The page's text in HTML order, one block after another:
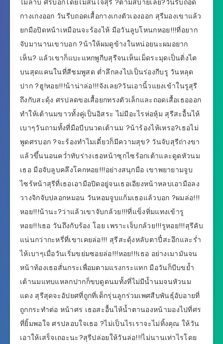
ไม่ลาบ ศรบอกโดยไม่สนใจสุรี ?ตามสบายเลย?วันรีบถอด
กางเกงออก วันรีบถอดเสื้อกางเกงตัวเองออก สุรีมองเขาแล้ว
ยกมือปิดหน้าเหมือนจะร้องไห้ มือวันลูบโหนกหอย!!!ที่อยาก
จับมานานเขาบอก ?น้าให้ผมดูข้างในหน่อยนะผมอยาก
เห็น? แล้วเขาก็แบะแหกพูกีบสุรีจนเห็นเม็ดระมุดเป็นติ่งไต
บนสุดแคนในที่สีชมพูสด ต่ำลึกลงไปเป็นร่องกีบรู วันหลุด
ปาก ?ฮู!หอย!!!น้าน่าล่อ!!!จังเลย?วันเอานิ้วแยงเข้าในรูสุรี
ถึงกับสะดุ้ง ศรปลดขอเสื้อยกทรงตัวเล็กและถอดเสื้อเธอออก
ทำให้เต้านมขาวทั้งคู่เป็นอิสระ ไม่มีอะไรห่อหุ้ม สุรีสะอื้นไห้
เบาๆวันถามทั้งที่มือบีบนวดเต้านม ?น้าร้องไห้เหรอ?เธอไม่
พูดศรบอก ?จะร้องทำไมเดี๋ยวก็มีความสุข? วันจับสุรีถ่างขา
แล้วขึ้นนอนคว่ำทับร่างเธอหน้าซุกไซร้อกเต้าและดูดหัวนม
เธอ มือจับลูบคลึงโคกหอย!!!อย่างสนุกมือ เขาพยายามจูบ
ไซร้หน้าสุรีที่เธอเอามือปิดอยู่จนเธอเอียงหน้าหลบเอามือลง
วางจิกจับปลอกหมอน วันหอมจูบแก้มเธอแล้วบอก ?ผมล่อ!!!
หอย!!!น้านะ?ว่าแล้วเขาจับกล้วย!!!ที่แข็งทิ่มแทงเข้ารู
หอย!!!เธอ วันถึงกับร้อง โอย เพราะเจ็บกล้วย!!!รูหอย!!!สุรีคับ
แน่นกว่ากะหรี่ที่เขาเคยล่อ!!! สุรีสะดุ้งหลับตาปี๋สะอึกและร่ำ
ไห้เบาๆเมื่อวันเริ่มขย่มซอยล่อ!!!หอย!!!เธอ อย่างเมามันจน
หน้าท้องเธอสั่นกระเพื่อมตามแรงกระแทก มือวันก็บีบขย้ำ
เต้านมแทบแหลกปากก็ขบดูดนมทั้งที่ไม่มีน้ำนมจนหัวนม
แดง สุรีสุดจะอัปยศที่ถูกที่เด็กรุ่นลูกร่วมเพศสืบพันธุ์อับอายที่
ถูกกระทำต่อ หน้าศร เธอสะอื้นไห้น้ำตานองหน้ามองไปที่ศร
ที่ยิ้มพอใจ ศรปลอบใจเธอ ?ไม่เป็นไรเราจะไม่ทิ้งคุณ ให้วัน
เอาให้เสร็จเถอะนะ?สุรีปล่อยให้วันล่อ!!!ไม่นานเท่าไรโดย